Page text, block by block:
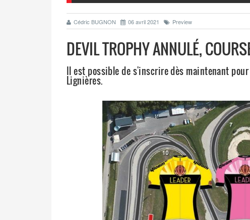
Cédric BUGNON 06 avril 2021 Preview
DEVIL TROPHY ANNULÉ,
Il est possible de s'inscrire dès maintenant
Lignières.